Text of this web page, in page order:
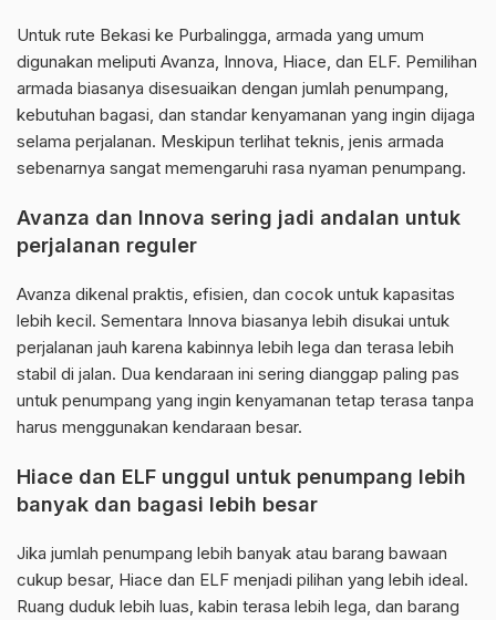
Untuk rute Bekasi ke Purbalingga, armada yang umum
digunakan meliputi Avanza, Innova, Hiace, dan ELF. Pemilihan
armada biasanya disesuaikan dengan jumlah penumpang,
kebutuhan bagasi, dan standar kenyamanan yang ingin dijaga
selama perjalanan. Meskipun terlihat teknis, jenis armada
sebenarnya sangat memengaruhi rasa nyaman penumpang.
Avanza dan Innova sering jadi andalan untuk
perjalanan reguler
Avanza dikenal praktis, efisien, dan cocok untuk kapasitas
lebih kecil. Sementara Innova biasanya lebih disukai untuk
perjalanan jauh karena kabinnya lebih lega dan terasa lebih
stabil di jalan. Dua kendaraan ini sering dianggap paling pas
untuk penumpang yang ingin kenyamanan tetap terasa tanpa
harus menggunakan kendaraan besar.
Hiace dan ELF unggul untuk penumpang lebih
banyak dan bagasi lebih besar
Jika jumlah penumpang lebih banyak atau barang bawaan
cukup besar, Hiace dan ELF menjadi pilihan yang lebih ideal.
Ruang duduk lebih luas, kabin terasa lebih lega, dan barang